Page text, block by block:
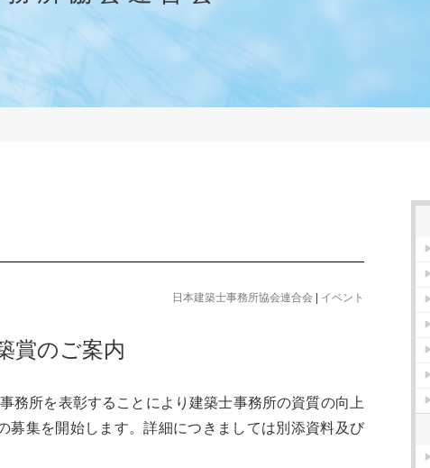
係書類
日本建築士事務所協会連合会 イベント
賞のご案内
務所を表彰することにより建築士事務所の資質の向上
募集を開始します。詳細につきましては別添資料及び